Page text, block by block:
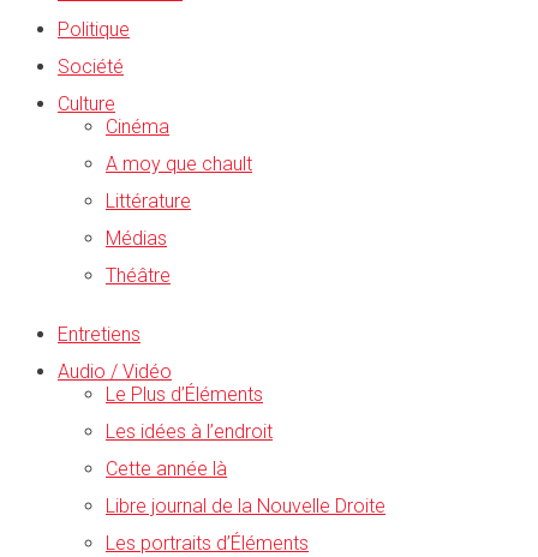
Politique
Société
Culture
Cinéma
A moy que chault
Littérature
Médias
Théâtre
Entretiens
Audio / Vidéo
Le Plus d’Éléments
Les idées à l’endroit
Cette année là
Libre journal de la Nouvelle Droite
Les portraits d’Éléments